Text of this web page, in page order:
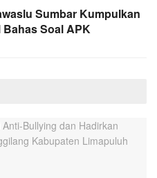
Sumbar Kumpulkan
Soal APK